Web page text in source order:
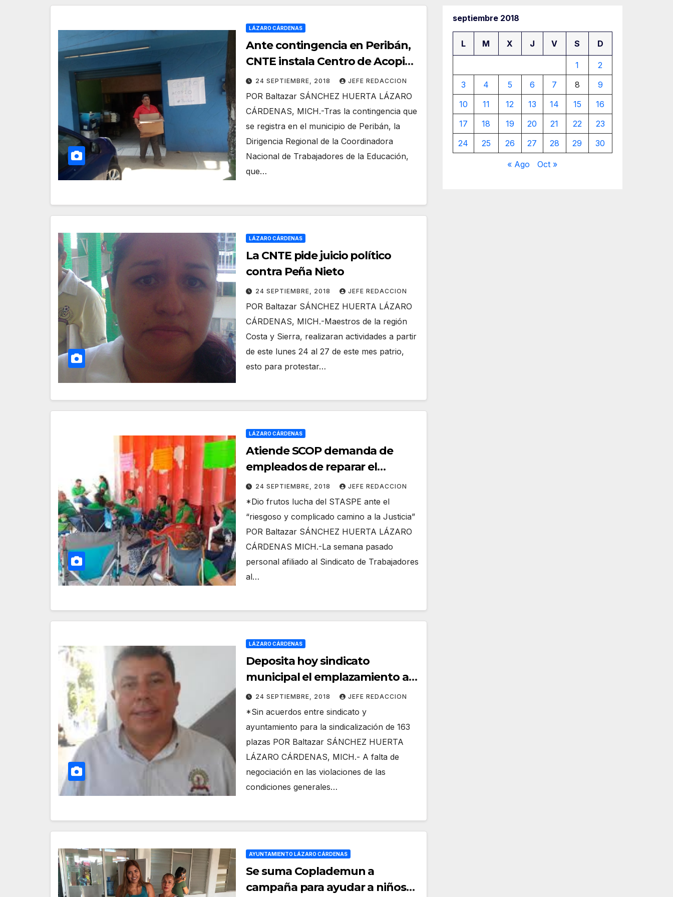
LÁZARO CÁRDENAS
Ante contingencia en Peribán,
CNTE instala Centro de Acopio
en este puerto Michoacano
24 SEPTIEMBRE, 2018 JEFE REDACCION
POR Baltazar SÁNCHEZ HUERTA LÁZARO
CÁRDENAS, MICH.-Tras la contingencia que
se registra en el municipio de Peribán, la
Dirigencia Regional de la Coordinadora
Nacional de Trabajadores de la Educación,
que…
LÁZARO CÁRDENAS
La CNTE pide juicio político
contra Peña Nieto
24 SEPTIEMBRE, 2018 JEFE REDACCION
POR Baltazar SÁNCHEZ HUERTA LÁZARO
CÁRDENAS, MICH.-Maestros de la región
Costa y Sierra, realizaran actividades a partir
de este lunes 24 al 27 de este mes patrio,
esto para protestar…
LÁZARO CÁRDENAS
Atiende SCOP demanda de
empleados de reparar el
camino al Cereso LZC
24 SEPTIEMBRE, 2018 JEFE REDACCION
*Dio frutos lucha del STASPE ante el
“riesgoso y complicado camino a la Justicia”
POR Baltazar SÁNCHEZ HUERTA LÁZARO
CÁRDENAS MICH.-La semana pasado
personal afiliado al Sindicato de Trabajadores
al…
LÁZARO CÁRDENAS
Deposita hoy sindicato
municipal el emplazamiento a
huelga contra ayuntamiento
24 SEPTIEMBRE, 2018 JEFE REDACCION
*Sin acuerdos entre sindicato y
ayuntamiento para la sindicalización de 163
plazas POR Baltazar SÁNCHEZ HUERTA
LÁZARO CÁRDENAS, MICH.- A falta de
negociación en las violaciones de las
condiciones generales…
AYUNTAMIENTO LÁZARO CÁRDENAS
Se suma Coplademun a
campaña para ayudar a niños
septiembre 2018
L M X J V S D
1
2
3
4 5 6 7 8
9
10
11 12 13 14 15
16
17
18 19 20 21 22
23
24
25 26 27 28 29 30
« Ago Oct »